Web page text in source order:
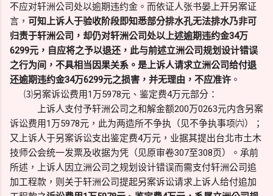
不应对轩洲公司处以逾期违约金。而依证人张书晏上开另案证
言， 可知上诉人于验收阶段即知悉部分排水孔无法排水乃非可
归责于轩洲公司，却仍对轩洲公司处以上述逾期违约金34万
6299元，自应将之予以退还，此与前述立洲公司规划设计错误
之行为间，不具相当因果关系。是上诉人请求立洲公司给付退
还逾期违约金34万6299元之损害，并无理由，不应准许 。
⑶另案诉讼费用1万5978元、鉴定费4万元部分：
上诉人支付予轩洲公司之和解金额200万0263元内含另案
诉讼费用1万5978元，此为两造所不争执（见不争执事项㈥）；
又上诉人于另案诉讼支出鉴定费4万元，业据其提出台北市土木
技师公会统一发票及收据为凭（见原审卷307至308页）。承前
所述，上诉人因立洲公司之规划设计错误而需支付轩洲公司追
加工程款，则关于轩洲公司提起另案诉讼请求上诉人给付追加